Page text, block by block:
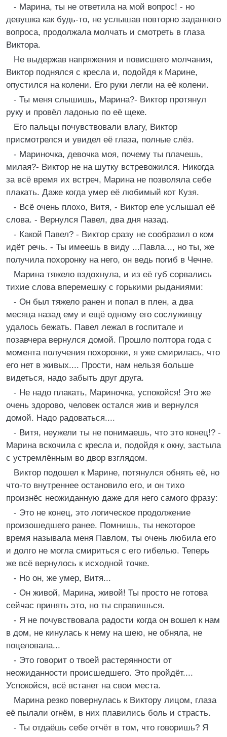
- Марина, ты не ответила на мой вопрос! - но
девушка как будь-то, не услышав повторно заданного
вопроса, продолжала молчать и смотреть в глаза
Виктора.
Не выдержав напряжения и повисшего молчания,
Виктор поднялся с кресла и, подойдя к Марине,
опустился на колени. Его руки легли на её колени.
- Ты меня слышишь, Марина?- Виктор протянул
руку и провёл ладонью по её щеке.
Его пальцы почувствовали влагу, Виктор
присмотрелся и увидел её глаза, полные слёз.
- Мариночка, девочка моя, почему ты плачешь,
милая?- Виктор не на шутку встревожился. Никогда
за всё время их встреч, Марина не позволяла себе
плакать. Даже когда умер её любимый кот Кузя.
- Всё очень плохо, Витя, - Виктор еле услышал её
слова. - Вернулся Павел, два дня назад.
- Какой Павел? - Виктор сразу не сообразил о ком
идёт речь. - Ты имеешь в виду ...Павла..., но ты, же
получила похоронку на него, он ведь погиб в Чечне.
Марина тяжело вздохнула, и из её губ сорвались
тихие слова вперемешку с горькими рыданиями:
- Он был тяжело ранен и попал в плен, а два
месяца назад ему и ещё одному его сослуживцу
удалось бежать. Павел лежал в госпитале и
позавчера вернулся домой. Прошло полтора года с
момента получения похоронки, я уже смирилась, что
его нет в живых.... Прости, нам нельзя больше
видеться, надо забыть друг друга.
- Не надо плакать, Мариночка, успокойся! Это же
очень здорово, человек остался жив и вернулся
домой. Надо радоваться....
- Витя, неужели ты не понимаешь, что это конец!? -
Марина вскочила с кресла и, подойдя к окну, застыла
с устремлённым во двор взглядом.
Виктор подошел к Марине, потянулся обнять её, но
что-то внутреннее остановило его, и он тихо
произнёс неожиданную даже для него самого фразу:
- Это не конец, это логическое продолжение
произошедшего ранее. Помнишь, ты некоторое
время называла меня Павлом, ты очень любила его
и долго не могла смириться с его гибелью. Теперь
же всё вернулось к исходной точке.
- Но он, же умер, Витя...
- Он живой, Марина, живой! Ты просто не готова
сейчас принять это, но ты справишься.
- Я не почувствовала радости когда он вошел к нам
в дом, не кинулась к нему на шею, не обняла, не
поцеловала...
- Это говорит о твоей растерянности от
неожиданности происшедшего. Это пройдёт....
Успокойся, всё встанет на свои места.
Марина резко повернулась к Виктору лицом, глаза
её пылали огнём, в них плавились боль и страсть.
- Ты отдаёшь себе отчёт в том, что говоришь? Я